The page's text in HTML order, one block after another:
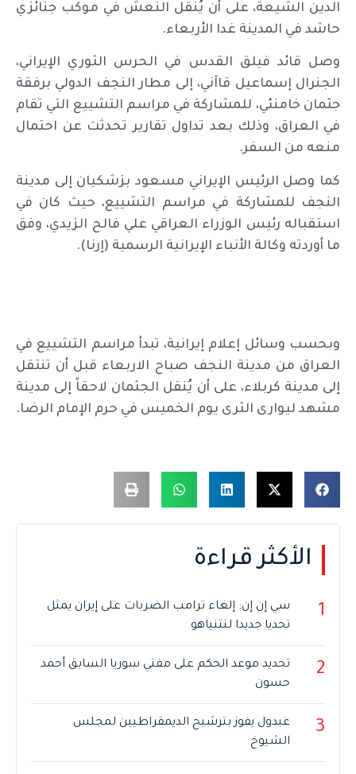
الدين الشيعة، على أن يُنقل النعش في موكب جنائزي
حاشد في المدينة غدا الأربعاء.
وصل قائد فيلق القدس في الحرس الثوري الإيراني،
الجنرال إسماعيل قاآني، إلى مطار النجف الدولي برفقة
جثمان خامنئي، للمشاركة في مراسم التشييع التي تقام
في العراق، وذلك بعد تداول تقارير تحدثت عن احتمال
منعه من السفر.
كما وصل الرئيس الإيراني مسعود بزشكيان إلى مدينة
النجف للمشاركة في مراسم التشييع، حيث كان في
استقباله رئيس الوزراء العراقي علي فالح الزيدي، وفق
ما أوردته وكالة الأنباء الإيرانية الرسمية (إرنا).
وبحسب وسائل إعلام إيرانية، تبدأ مراسم التشييع في
العراق من مدينة النجف صباح الاربعاء قبل أن تنتقل
إلى مدينة كربلاء، على أن يُنقل الجثمان لاحقاً إلى مدينة
مشهد ليوارى الثرى يوم الخميس في حرم الإمام الرضا.
الأكثر قراءة
1
سي إن إن: إلغاء ترامب الضربات على إيران يمثل
تحديا جديدا لنتنياهو
2
تحديد موعد الحكم على مفتي سوريا السابق أحمد
حسون
3
عبدول يفوز بترشيح الديمقراطيين لمجلس
الشيوخ